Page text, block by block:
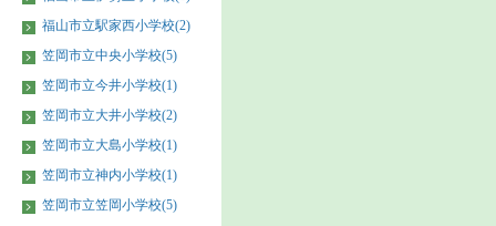
福山市立駅家西小学校(2)
笠岡市立中央小学校(5)
笠岡市立今井小学校(1)
笠岡市立大井小学校(2)
笠岡市立大島小学校(1)
笠岡市立神内小学校(1)
笠岡市立笠岡小学校(5)